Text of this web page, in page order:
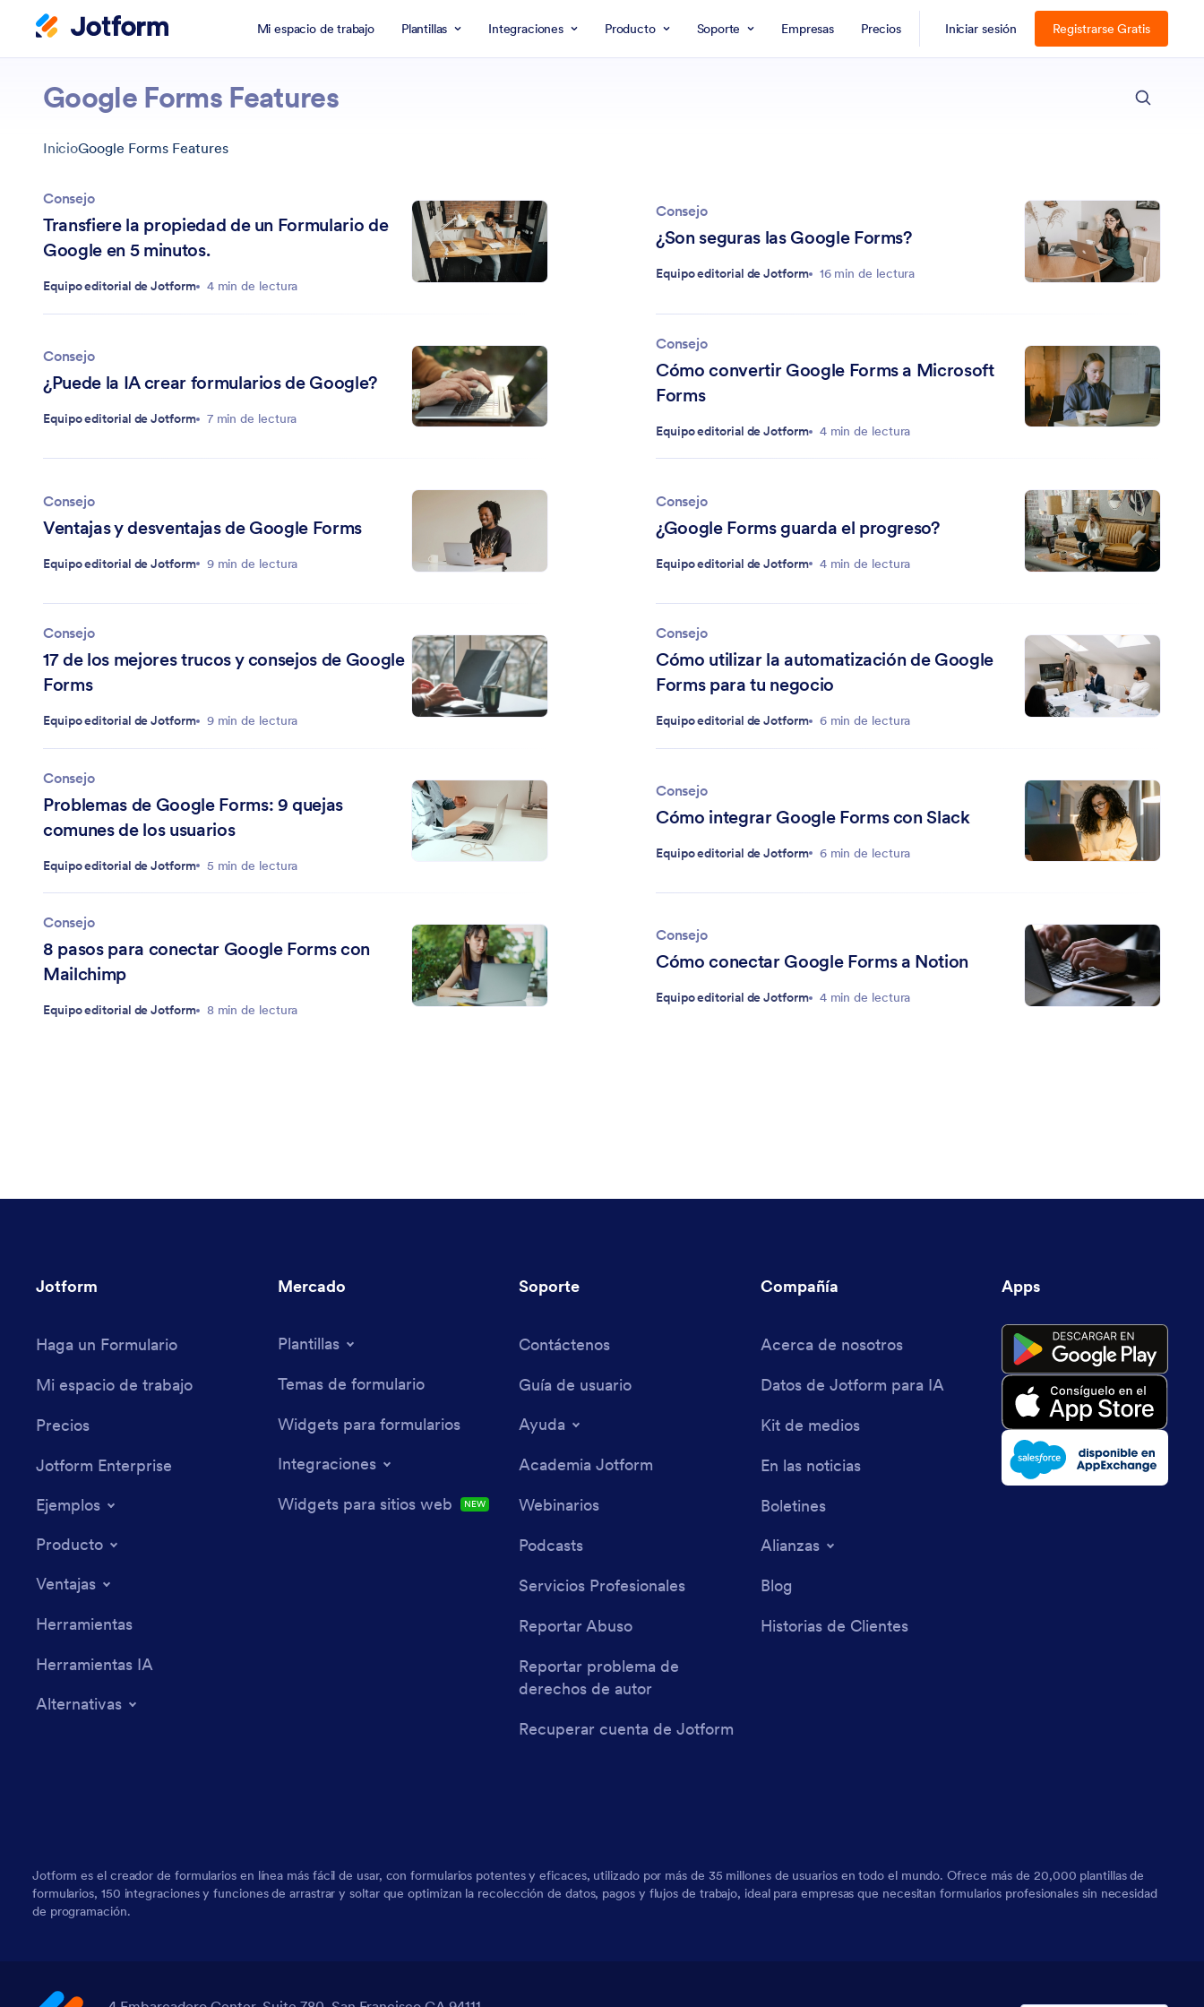
Mi espacio de trabajo Plantillas Integraciones Producto Soporte Empresas Precios Iniciar sesión Registrarse Gratis
Google Forms Features
InicioGoogle Forms Features
Consejo
Transfiere la propiedad de un Formulario de
Google en 5 minutos.
Equipo editorial de Jotform 4 min de lectura
Consejo
¿Son seguras las Google Forms?
Equipo editorial de Jotform 16 min de lectura
Consejo
¿Puede la IA crear formularios de Google?
Equipo editorial de Jotform 7 min de lectura
Consejo
Cómo convertir Google Forms a Microsoft
Forms
Equipo editorial de Jotform 4 min de lectura
Consejo
Ventajas y desventajas de Google Forms
Equipo editorial de Jotform 9 min de lectura
Consejo
¿Google Forms guarda el progreso?
Equipo editorial de Jotform 4 min de lectura
Consejo
17 de los mejores trucos y consejos de Google
Forms
Equipo editorial de Jotform 9 min de lectura
Consejo
Cómo utilizar la automatización de Google
Forms para tu negocio
Equipo editorial de Jotform 6 min de lectura
Consejo
Problemas de Google Forms: 9 quejas
comunes de los usuarios
Equipo editorial de Jotform 5 min de lectura
Consejo
Cómo integrar Google Forms con Slack
Equipo editorial de Jotform 6 min de lectura
Consejo
8 pasos para conectar Google Forms con
Mailchimp
Equipo editorial de Jotform 8 min de lectura
Consejo
Cómo conectar Google Forms a Notion
Equipo editorial de Jotform 4 min de lectura
ESC
Jotform
Haga un Formulario
Mi espacio de trabajo
Precios
Jotform Enterprise
Ejemplos
Producto
Ventajas
Herramientas
Herramientas IA
Alternativas
Mercado
Plantillas
Temas de formulario
Widgets para formularios
Integraciones
Widgets para sitios web
NEW
Soporte
Contáctenos
Guía de usuario
Ayuda
Academia Jotform
Webinarios
Podcasts
Servicios Profesionales
Reportar Abuso
Reportar problema de
derechos de autor
Recuperar cuenta de Jotform
Compañía
Acerca de nosotros
Datos de Jotform para IA
Kit de medios
En las noticias
Boletines
Alianzas
Blog
Historias de Clientes
Apps
Jotform es el creador de formularios en línea más fácil de usar, con formularios potentes y eficaces, utilizado por más de 35 millones de usuarios en todo el mundo. Ofrece más de 20,000 plantillas de
formularios, 150 integraciones y funciones de arrastrar y soltar que optimizan la recolección de datos, pagos y flujos de trabajo, ideal para empresas que necesitan formularios profesionales sin necesidad
de programación.